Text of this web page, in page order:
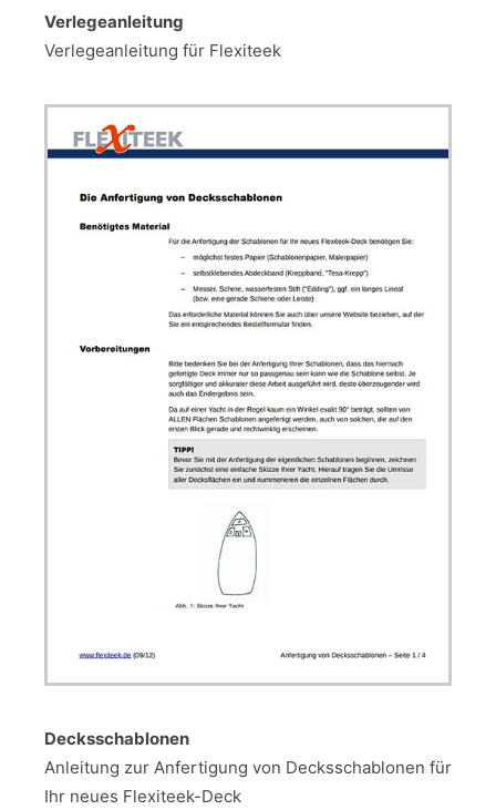
Verlegeanleitung
Verlegeanleitung für Flexiteek
Decksschablonen
Anleitung zur Anfertigung von Decksschablonen für
Ihr neues Flexiteek-Deck